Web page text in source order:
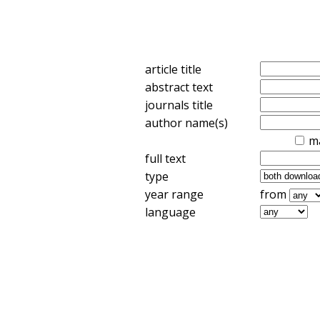
article title
abstract text
journals title
author name(s)
full text
type
year range
from
language